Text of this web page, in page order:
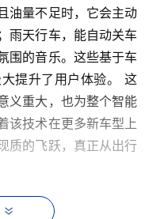
油量不足时，它会主动
雨天行车，能自动关车
围的音乐。这些基于车
提升了用户体验。 这
义重大，也为整个智能
该技术在更多新车型上
质的飞跃，真正从出行
行业智能化转型的重要